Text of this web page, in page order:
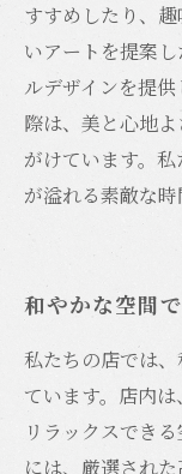
すすめしたり、
いアートを提案
ルデザインを提
際は、美と心地
がけています。
が溢れる素敵な時
和やかな空間
私たちの店では
ています。店内
リラックスでき
には、厳選され